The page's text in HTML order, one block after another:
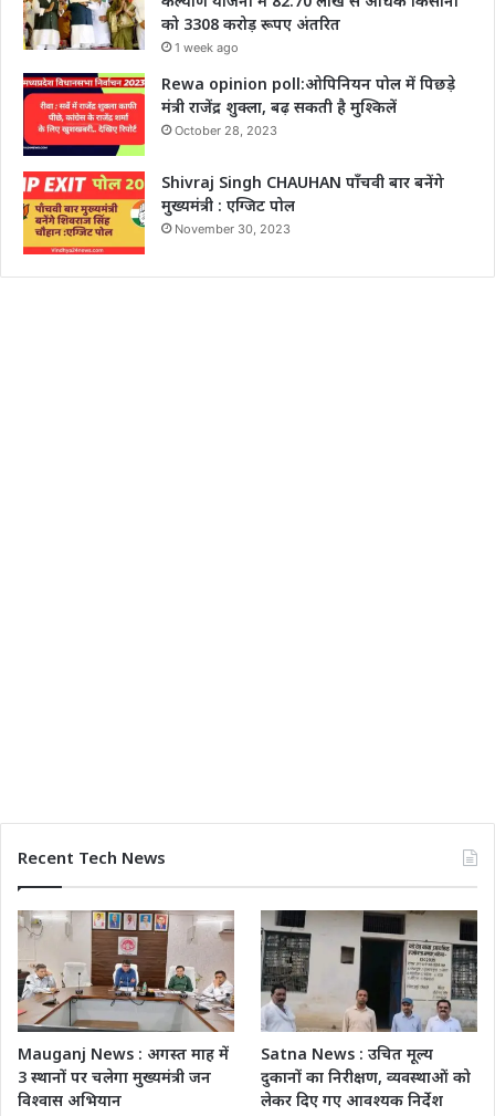
को 3308 करोड़ रूपए अंतरित
1 week ago
Rewa opinion poll:ओपिनियन पोल में पिछड़े
मंत्री राजेंद्र शुक्ला, बढ़ सकती है मुश्किलें
October 28, 2023
Shivraj Singh CHAUHAN पाँचवी बार बनेंगे
मुख्यमंत्री : एग्जिट पोल
November 30, 2023
Recent Tech News
Mauganj News : अगस्त माह में
3 स्थानों पर चलेगा मुख्यमंत्री जन
विश्वास अभियान
Satna News : उचित मूल्य
दुकानों का निरीक्षण, व्यवस्थाओं को
लेकर दिए गए आवश्यक निर्देश